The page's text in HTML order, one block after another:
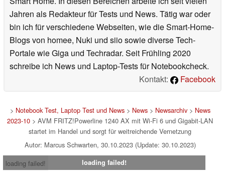
Jahren als Redakteur für Tests und News. Tätig war oder
bin ich für verschiedene Webseiten, wie die Smart-Home-
Blogs von homee, Nuki und siio sowie diverse Tech-
Portale wie Giga und Techradar. Seit Frühling 2020
schreibe ich News und Laptop-Tests für Notebookcheck.
Kontakt:
Facebook
> Notebook Test, Laptop Test und News> News> Newsarchiv> News
2023-10 > AVM FRITZ!Powerline 1240 AX mit Wi-Fi 6 und Gigabit-LAN
startet im Handel und sorgt für weitreichende Vernetzung
Autor: Marcus Schwarten, 30.10.2023 (Update: 30.10.2023)
loading failed!
loading failed!